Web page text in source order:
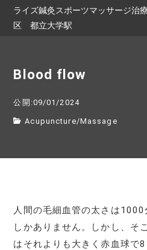
ライズ鍼灸スポーツマッサージ
区 都立大学駅
Blood flow
公開:09/01/2024
Acupuncture/Massage
人間の毛細血管の太さは1000
しかありません。しかし、そ
はそれよりも大きく赤血球で